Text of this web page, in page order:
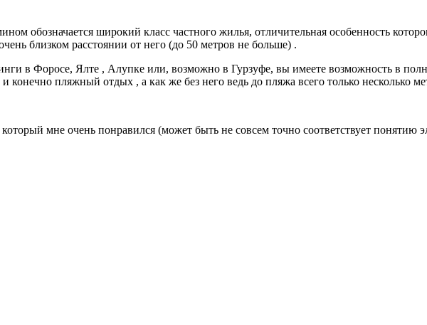
обозначается широкий класс частного жилья, отличительная особенность
близком расстоянии от него (до 50 метров не больше) .
в Форосе, Ялте , Алупке или, возможно в Гурзуфе, вы имеете возможность в
конечно пляжный отдых , а как же без него ведь до пляжа всего только несколько
мне очень понравился (может быть не совсем точно соответствует понятию